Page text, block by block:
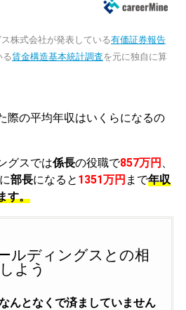
株式会社が発表している有価証券報告
る賃金構造基本統計調査を元に独自に算
際の平均年収はいくらになるの
グスでは係長の役職で857万円
部長になると 1351万円 まで年収
す。
ルディングスとの相
よう
んとなくで済ましていません